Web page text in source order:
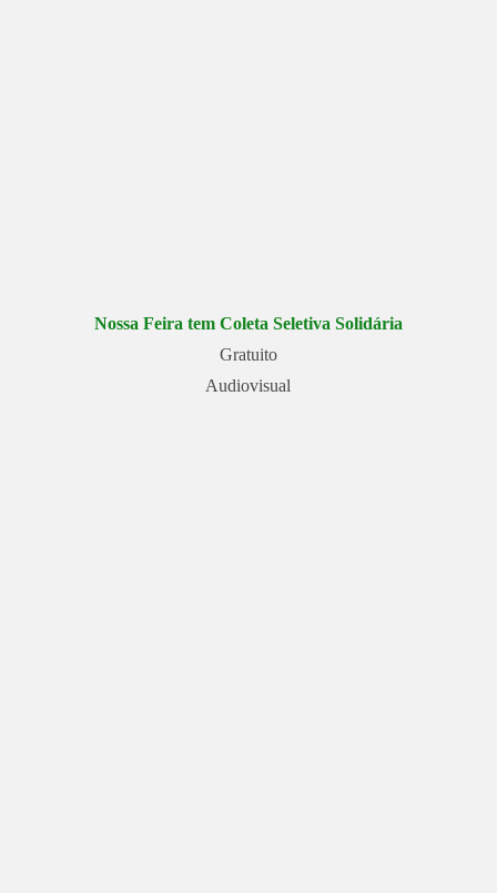
Nossa Feira tem Coleta Seletiva Solidária
Gratuito
Audiovisual